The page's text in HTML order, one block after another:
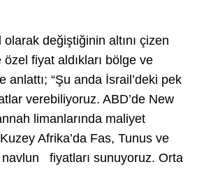
değiştiğinin altını çizen
fiyat aldıkları bölge ve
“Şu anda İsrail’deki pek
verebiliyoruz. ABD’de New
limanlarında maliyet
Afrika’da Fas, Tunus ve
navlun fiyatları sunuyoruz. Orta